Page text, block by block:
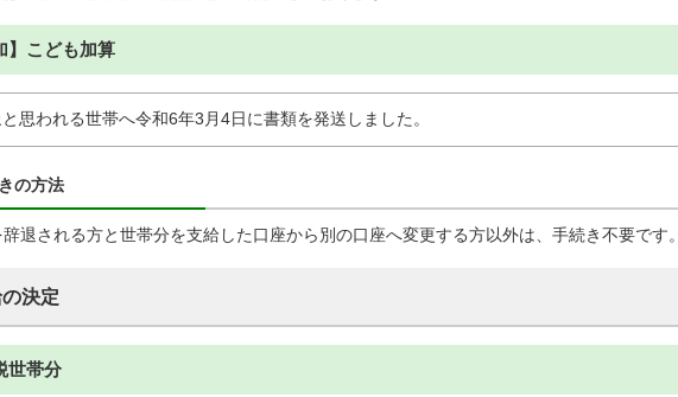
】こども加算
思われる世帯へ令和6年3月4日に書類を発送しました。
の方法
退される方と世帯分を支給した口座から別の口座へ変更する方以外は、手続き不要です。
決定
世帯分